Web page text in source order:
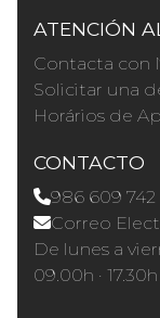
ATENCIÓN
Contacta con
Solicitar una
Horários de
CONTACTO
986 609 742
Correo
De lunes a
09.00h · 17.30h